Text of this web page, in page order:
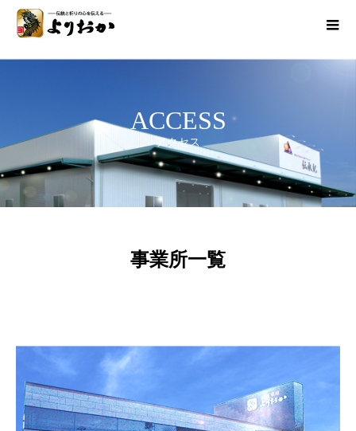
ACCESS
アクセス
事業所一覧